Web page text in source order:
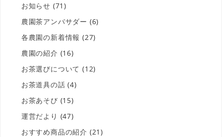
お知らせ (71)
農園茶アンバサダー (6)
各農園の新着情報 (27)
農園の紹介 (16)
お茶選びについて (12)
お茶道具の話 (4)
お茶あそび (15)
運営だより (47)
おすすめ商品の紹介 (21)